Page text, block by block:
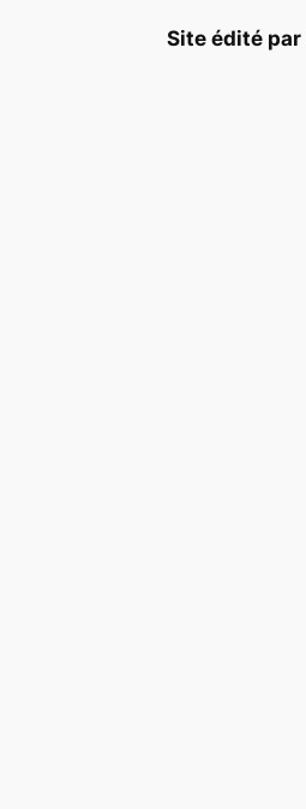
Site édité par